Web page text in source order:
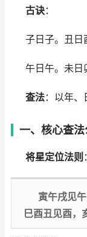
古诀：
子日子。丑日
午日午。未日
查法：以年、
一、 核心查法
将星定位法则 ：
寅午戌见
巳酉丑见酉，